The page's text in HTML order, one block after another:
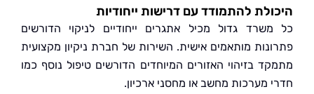
להתמודד עם דרישות ייחודיות
גדול מכיל אתגרים ייחודיים לניקוי הדורשים
מותאמים אישית. השירות של חברת ניקיון מקצועית
בזיהוי האזורים המיוחדים הדורשים טיפול נוסף כמו
מערכות מחשב או מחסני ארכיון.